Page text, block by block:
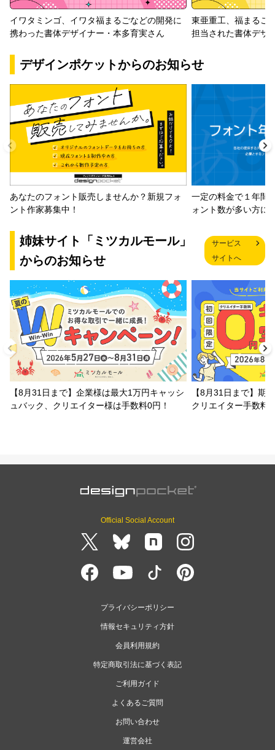
イワタミンゴ、イワタ福まるごなどの開発に
携わった書体デザイナー・本多育実さん
東亜重工、福まるご
担当された書体デザ
デザインポケットからのお知らせ
あなたのフォント販売しませんか？新規フォ
ント作家募集中！
一定の料金で１年間
ォント数が多い方に
姉妹サイト「ミツカルモール」
からのお知らせ
サービス
サイトへ
【8月31日まで】企業様は最大1万円キャッシ
ュバック、クリエイター様は手数料0円！
【8月31日まで】期
クリエイター手数料
Official Social Account
プライバシーポリシー
情報セキュリティ方針
会員利用規約
特定商取引法に基づく表記
ご利用ガイド
よくあるご質問
お問い合わせ
運営会社